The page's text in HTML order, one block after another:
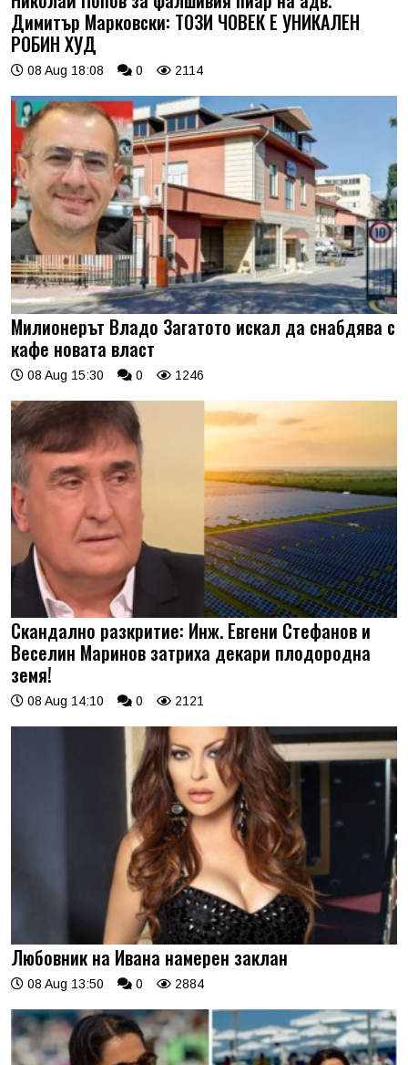
Димитър Марковски: ТОЗИ ЧОВЕК Е УНИКАЛЕН
РОБИН ХУД
08 Aug 18:08 0 2114
Милионерът Владо Загатото искал да снабдява с
кафе новата власт
08 Aug 15:30 0 1246
Скандално разкритие: Инж. Евгени Стефанов и
Веселин Маринов затриха декари плодородна
земя!
08 Aug 14:10 0 2121
Любовник на Ивана намерен заклан
08 Aug 13:50 0 2884